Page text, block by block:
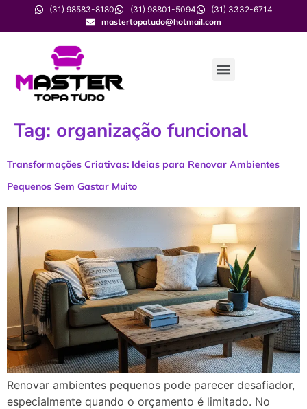
(31) 98583-8180 (31) 98801-5094
(31) 3332-6714
mastertopatudo@hotmail.com
Tag: organização funcional
Transformações Criativas: Ideias para Renovar Ambientes
Pequenos Sem Gastar Muito
Renovar ambientes pequenos pode parecer desafiador,
especialmente quando o orçamento é limitado. No